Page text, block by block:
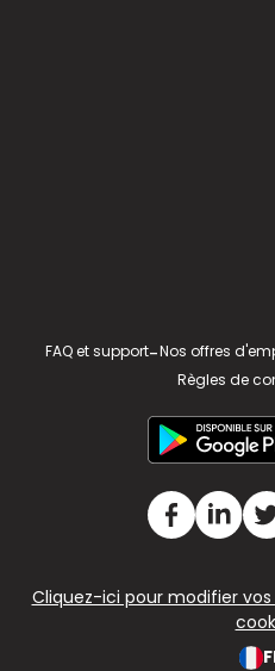
FAQ et support-Nos offres
Règles de
Cliquez-ici pour modifier